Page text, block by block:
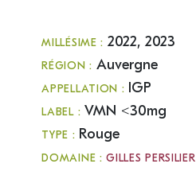
MILLÉSIME : 2022, 2023
RÉGION : Auvergne
APPELLATION : IGP
LABEL : VMN <30mg
TYPE : Rouge
DOMAINE :GILLES PERSILIER